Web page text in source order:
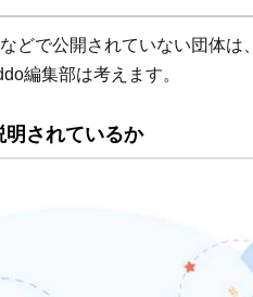
どで公開されていない団体は、
編集部は考えます。
されているか